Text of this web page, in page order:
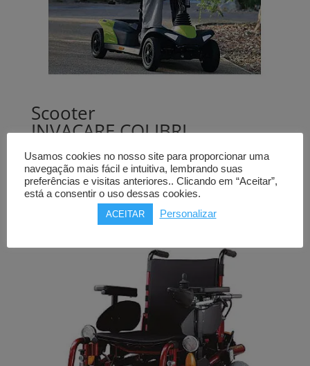
Scooter
INVACARE COLIBRI
12Ah, desmontável
1.275,00€
Comprar
Usamos cookies no nosso site para proporcionar uma
navegação mais fácil e intuitiva, lembrando suas
preferências e visitas anteriores.. Clicando em “Aceitar”,
está a consentir o uso dessas cookies.
ACEITAR Personalizar